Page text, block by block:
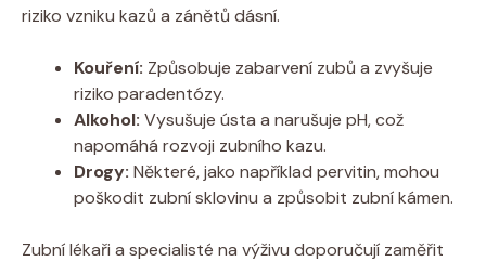
riziko vzniku kazů a zánětů dásní.
Kouření: Způsobuje zabarvení zubů a zvyšuje
riziko paradentózy.
Alkohol: Vysušuje ústa a narušuje pH, což
napomáhá rozvoji zubního kazu.
Drogy: Některé, jako například pervitin, mohou
poškodit zubní sklovinu a způsobit zubní kámen.
Zubní lékaři a specialisté na výživu doporučují zaměřit